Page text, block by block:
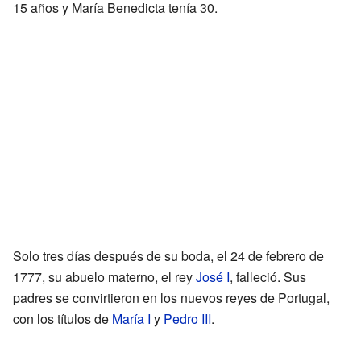
15 años y María Benedicta tenía 30.
Solo tres días después de su boda, el 24 de febrero de
1777, su abuelo materno, el reyJosé I, falleció. Sus
padres se convirtieron en los nuevos reyes de Portugal,
con los títulos de María I y Pedro III.